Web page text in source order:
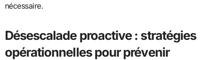
nécessaire.
Désescalade proactive : stratégies
opérationnelles pour prévenir